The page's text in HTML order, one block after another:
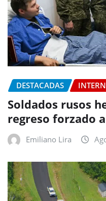
DESTACADAS
Soldados rusos
regreso forzado
Emiliano Lira